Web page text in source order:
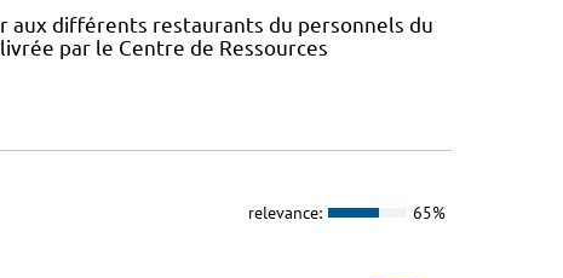
aux différents restaurants du personnels du
par le Centre de Ressources
relevance: 65%